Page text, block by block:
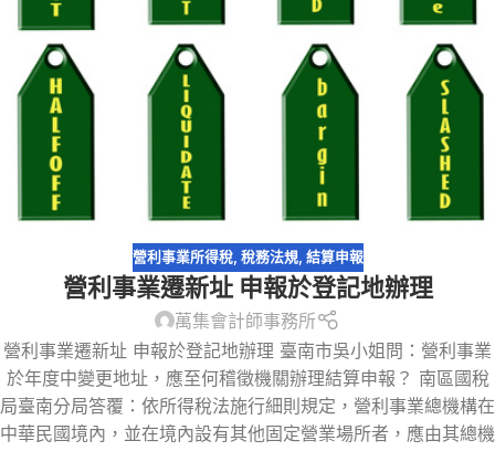
營利事業所得稅, 稅務法規, 結算申報
營利事業遷新址 申報於登記地辦理
萬集會計師事務所
營利事業遷新址 申報於登記地辦理 臺南市吳小姐問：營利事業
於年度中變更地址，應至何稽徵機關辦理結算申報？ 南區國稅
局臺南分局答覆：依所得稅法施行細則規定，營利事業總機構在
中華民國境內，並在境內設有其他固定營業場所者，應由其總機